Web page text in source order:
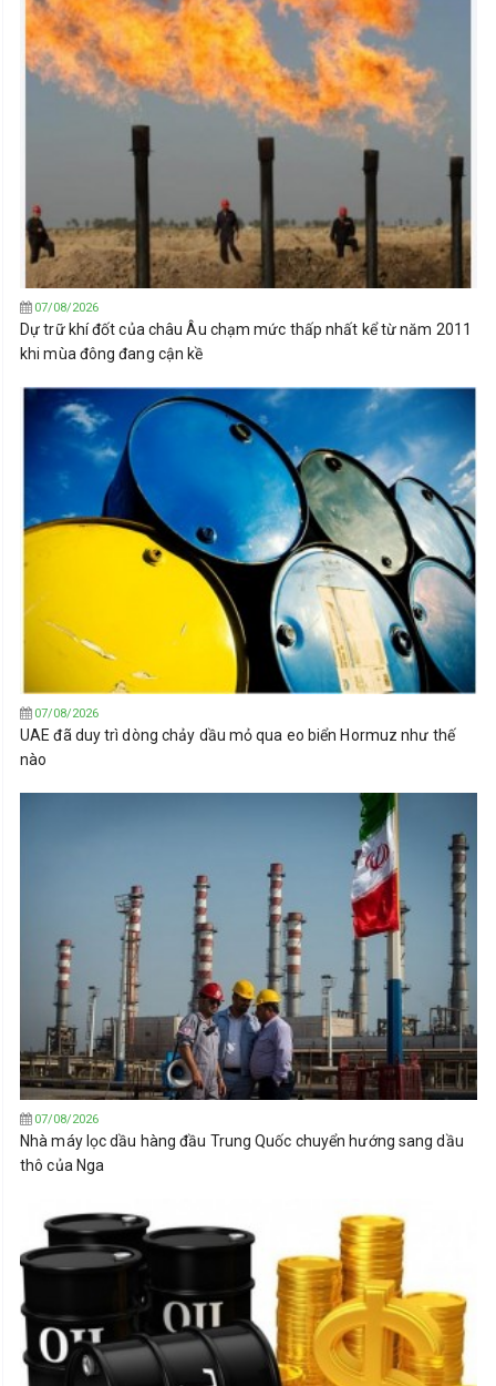
07/08/2026
Dự trữ khí đốt của châu Âu chạm mức thấp nhất kể từ năm 2011
khi mùa đông đang cận kề
07/08/2026
UAE đã duy trì dòng chảy dầu mỏ qua eo biển Hormuz như thế
nào
07/08/2026
Nhà máy lọc dầu hàng đầu Trung Quốc chuyển hướng sang dầu
thô của Nga